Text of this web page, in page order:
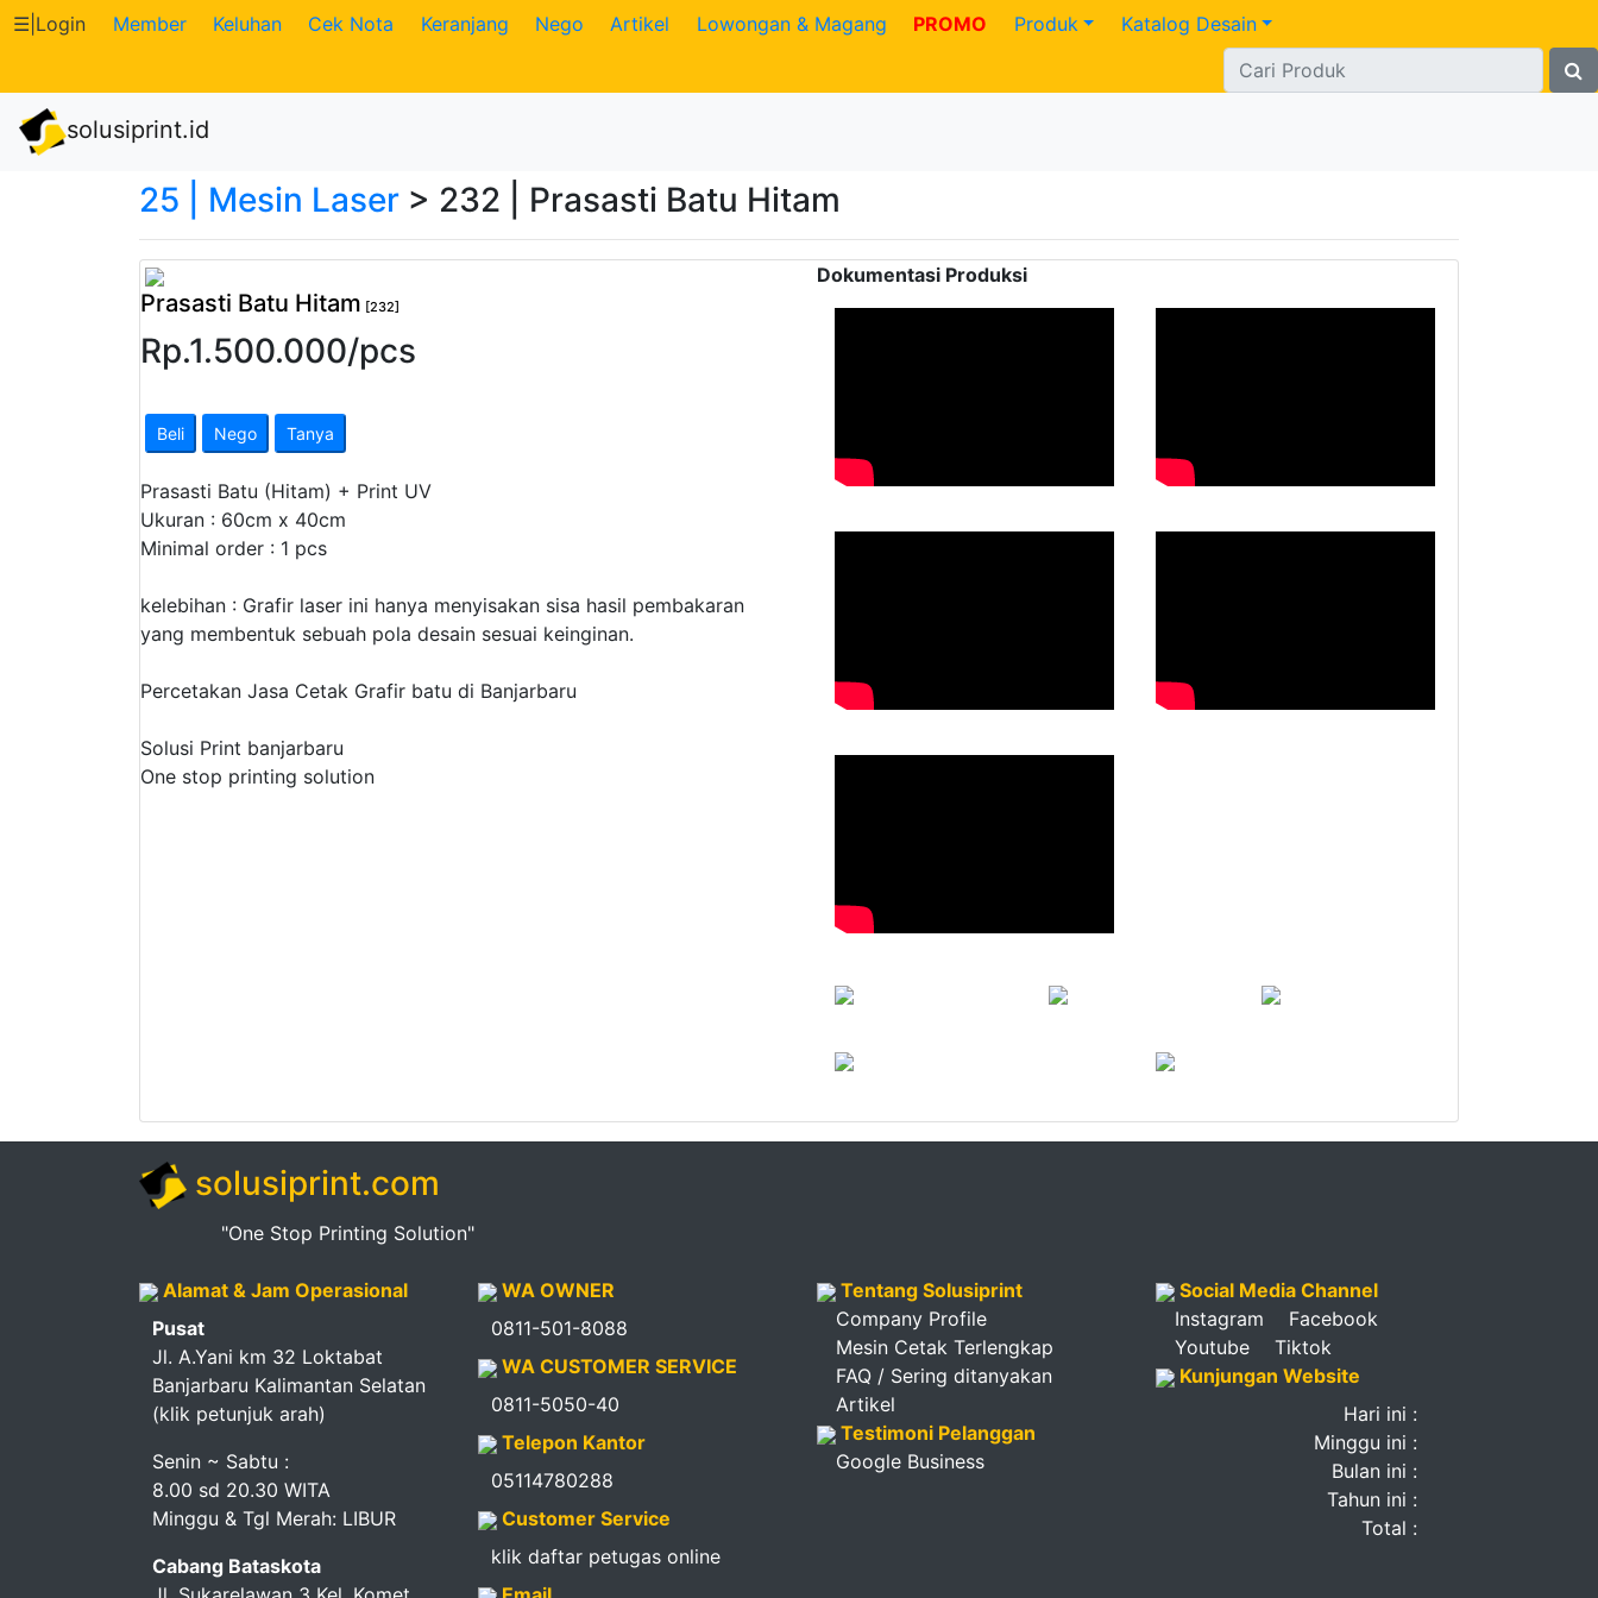
Katalog
Produk
Petugas
Riwayat
Transaksi
Berjalan
Pembayaran
Pendapatan
Password
☰ Login Member Keluhan Cek Nota Keranjang Nego Artikel Lowongan & Magang PROMO Produk Katalog Desain
solusiprint.id
25 | Mesin Laser > 232 | Prasasti Batu Hitam
Prasasti Batu Hitam [232]
Rp.1.500.000/pcs
Beli Nego Tanya
Prasasti Batu (Hitam) + Print UV
Ukuran : 60cm x 40cm
Minimal order : 1 pcs
kelebihan : Grafir laser ini hanya menyisakan sisa hasil pembakaran
yang membentuk sebuah pola desain sesuai keinginan.
Percetakan Jasa Cetak Grafir batu di Banjarbaru
Solusi Print banjarbaru
One stop printing solution
Dokumentasi Produksi
solusiprint.com
"One Stop Printing Solution"
Alamat & Jam Operasional
Pusat
Jl. A.Yani km 32 Loktabat
Banjarbaru Kalimantan Selatan
(klik petunjuk arah)
Senin ~ Sabtu :
8.00 sd 20.30 WITA
Minggu & Tgl Merah: LIBUR
Cabang Bataskota
WA OWNER
0811-501-8088
WA CUSTOMER SERVICE
0811-5050-40
Telepon Kantor
05114780288
Customer Service
klik daftar petugas online
Tentang Solusiprint
Company Profile
Mesin Cetak Terlengkap
FAQ / Sering ditanyakan
Artikel
Testimoni Pelanggan
Google Business
Social Media Channel
Instagram
Facebook
Youtube
Tiktok
Kunjungan Website
Hari ini :
Minggu ini :
Bulan ini :
Tahun ini :
Total :